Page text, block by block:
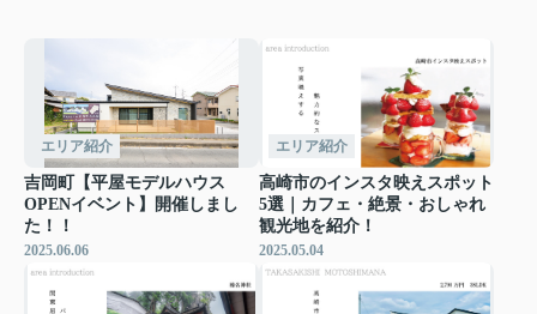
エリア紹介
吉岡町【平屋モデルハウス
OPENイベント】開催しまし
た！！
2025.06.06
エリア紹介
高崎市のインスタ映えスポット
5選｜カフェ・絶景・おしゃれ
観光地を紹介！
2025.05.04